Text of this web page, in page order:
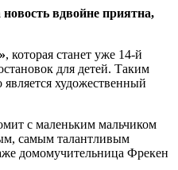
вдвойне приятна,
, которая станет уже 14-й
для детей. Таким
художественный
с маленьким мальчиком
самым талантливым
домомучительница Фрекен